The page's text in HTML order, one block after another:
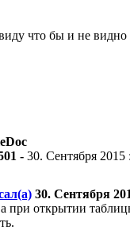
что бы и не
- 30. Сентября 2015
30. Сентября
при открытии